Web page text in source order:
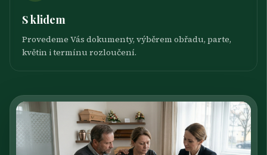
S klidem
Provedeme Vás dokumenty, výběrem obřadu, parte,
květin i termínu rozloučení.